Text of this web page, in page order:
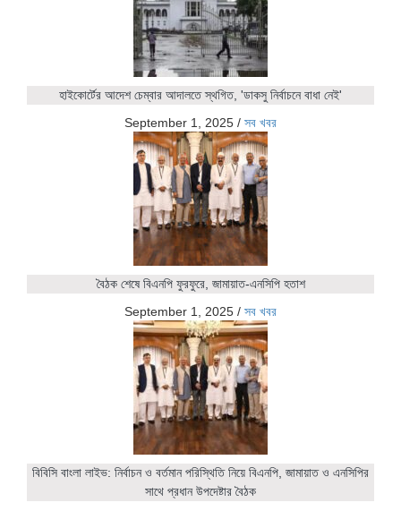
হাইকোর্টের আদেশ চেম্বার আদালতে স্থগিত, 'ডাকসু নির্বাচনে বাধা নেই'
September 1, 2025 / সব খবর
বৈঠক শেষে বিএনপি ফুরফুরে, জামায়াত-এনসিপি হতাশ
September 1, 2025 / সব খবর
বিবিসি বাংলা লাইভ: নির্বাচন ও বর্তমান পরিস্থিতি নিয়ে বিএনপি, জামায়াত ও এনসিপির
সাথে প্রধান উপদেষ্টার বৈঠক